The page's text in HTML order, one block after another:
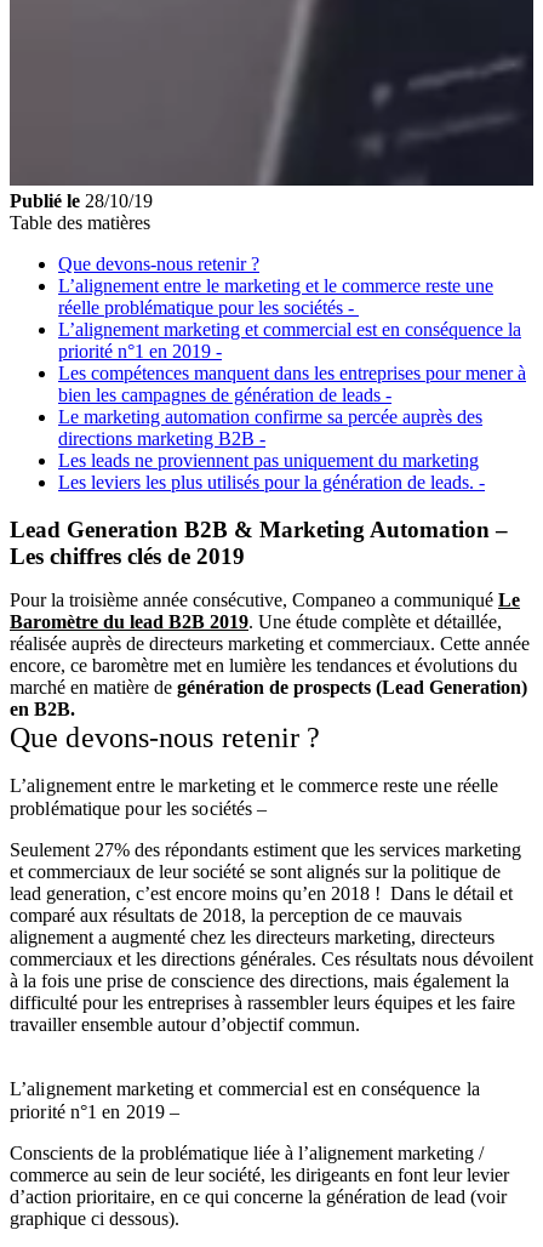
Publié le 28/10/19
Table des matières
Que devons-nous retenir ?
L’alignement entre le marketing et le commerce reste une
réelle problématique pour les sociétés -
L’alignement marketing et commercial est en conséquence la
priorité n°1 en 2019 -
Les compétences manquent dans les entreprises pour mener à
bien les campagnes de génération de leads -
Le marketing automation confirme sa percée auprès des
directions marketing B2B -
Les leads ne proviennent pas uniquement du marketing
Les leviers les plus utilisés pour la génération de leads. -
Lead Generation B2B & Marketing Automation –
Les chiffres clés de 2019
Pour la troisième année consécutive, Companeo a communiqué Le
Baromètre du lead B2B 2019. Une étude complète et détaillée,
réalisée auprès de directeurs marketing et commerciaux. Cette année
encore, ce baromètre met en lumière les tendances et évolutions du
marché en matière de génération de prospects (Lead Generation)
en B2B.
Que devons-nous retenir ?
L’alignement entre le marketing et le commerce reste une réelle
problématique pour les sociétés –
Seulement 27% des répondants estiment que les services marketing
et commerciaux de leur société se sont alignés sur la politique de
lead generation, c’est encore moins qu’en 2018 ! Dans le détail et
comparé aux résultats de 2018, la perception de ce mauvais
alignement a augmenté chez les directeurs marketing, directeurs
commerciaux et les directions générales. Ces résultats nous dévoilent
à la fois une prise de conscience des directions, mais également la
difficulté pour les entreprises à rassembler leurs équipes et les faire
travailler ensemble autour d’objectif commun.
L’alignement marketing et commercial est en conséquence la
priorité n°1 en 2019 –
Conscients de la problématique liée à l’alignement marketing /
commerce au sein de leur société, les dirigeants en font leur levier
d’action prioritaire, en ce qui concerne la génération de lead (voir
graphique ci dessous).